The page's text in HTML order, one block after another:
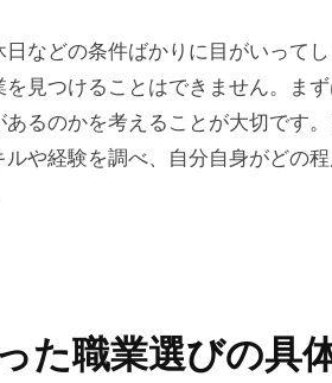
などの条件ばかりに目がいって
見つけることはできません。ま
るのかを考えることが大切です
や経験を調べ、自分自身がどの
た職業選びの具